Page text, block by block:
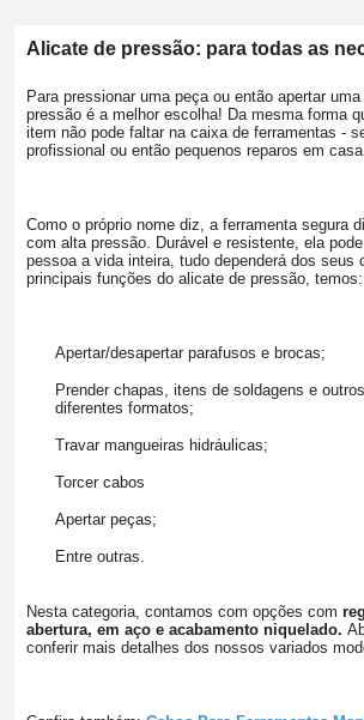
Alicate de pressão: para todas as
Para pressionar uma peça ou então apertar
pressão é a melhor escolha! Da mesma forma
item não pode faltar na caixa de ferramentas -
profissional ou então pequenos reparos em
Como o próprio nome diz, a ferramenta segura
com alta pressão. Durável e resistente, ela
pessoa a vida inteira, tudo dependerá dos seus
principais funções do alicate de pressão, temos:
Apertar/desapertar parafusos e brocas;
Prender chapas, itens de soldagens e
diferentes formatos;
Travar mangueiras hidráulicas;
Torcer cabos
Apertar peças;
Entre outras.
Nesta categoria, contamos com opções com
abertura, em aço e acabamento niquelado.
conferir mais detalhes dos nossos variados